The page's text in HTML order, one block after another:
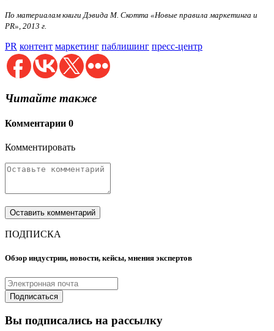
По материалам книги Дэвида М. Скотта «Новые правила маркетинга и
PR», 2013 г.
PR контент маркетинг паблишинг пресс-центр
Читайте также
Комментарии 0
Комментировать
ПОДПИСКА
Обзор индустрии, новости, кейсы, мнения экспертов
Вы подписались на рассылку